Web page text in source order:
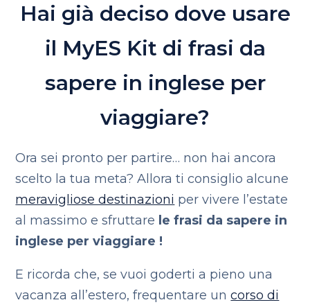
Hai già deciso dove usare
il MyES Kit di frasi da
sapere in inglese per
viaggiare?
Ora sei pronto per partire… non hai ancora
scelto la tua meta? Allora ti consiglio alcune
meravigliose destinazioni per vivere l’estate
al massimo e sfruttare le frasi da sapere in
inglese per viaggiare !
E ricorda che, se vuoi goderti a pieno una
vacanza all’estero, frequentare uncorso di